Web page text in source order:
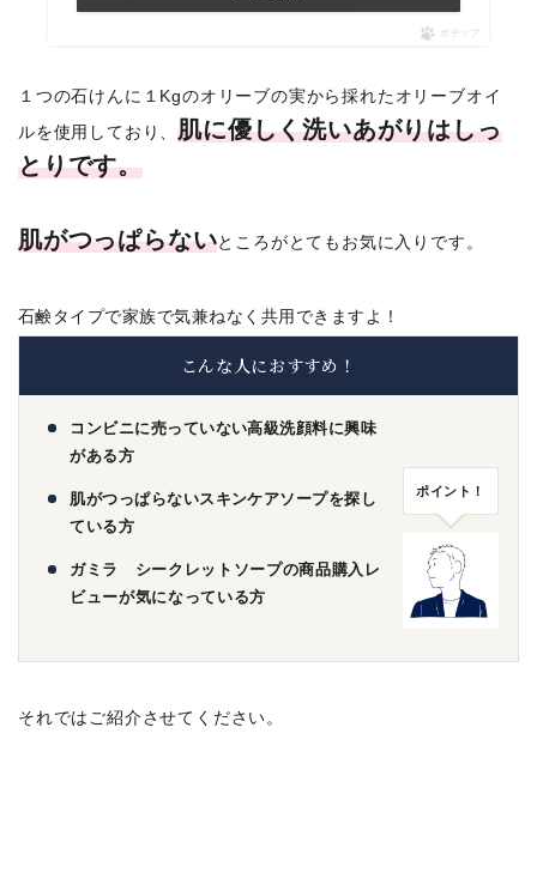
ポチップ
１つの石けんに１Kgのオリーブの実から採れたオリーブオイ
ルを使用しており、肌に優しく洗いあがりはしっ
とりです。
肌がつっぱらないところがとてもお気に入りです。
石鹸タイプで家族で気兼ねなく共用できますよ！
こんな人におすすめ！
コンビニに売っていない高級洗顔料に興味
がある方
肌がつっぱらないスキンケアソープを探し
ている方
ガミラ シークレットソープの商品購入レ
ビューが気になっている方
ポイント！
それではご紹介させてください。